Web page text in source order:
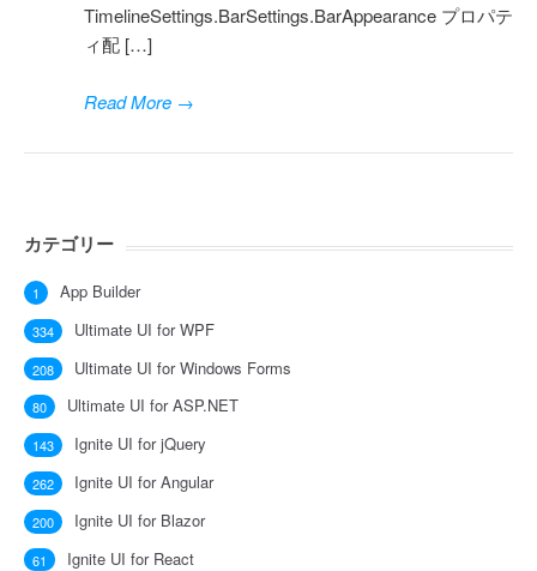
TimelineSettings.BarSettings.BarAppearance プロパテ
ィ配 […]
Read More →
カテゴリー
App Builder
1
Ultimate UI for WPF
334
Ultimate UI for Windows Forms
208
Ultimate UI for ASP.NET
80
Ignite UI for jQuery
143
Ignite UI for Angular
262
Ignite UI for Blazor
200
Ignite UI for React
61